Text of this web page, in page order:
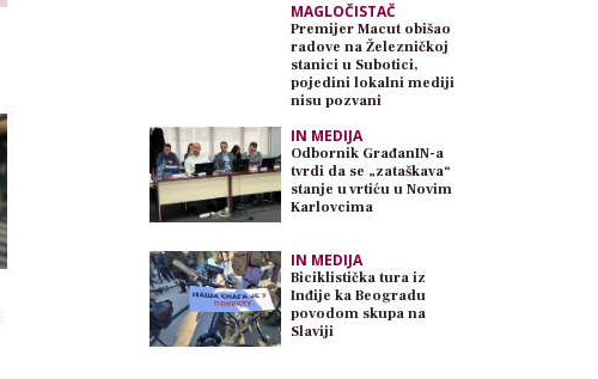
MAGLOČISTAČ
Premijer Macut obišao
radove na Železničkoj
stanici u Subotici,
pojedini lokalni mediji
nisu pozvani
IN MEDIJA
Odbornik GrađanIN-a
tvrdi da se „zataškava“
stanje u vrtiću u Novim
Karlovcima
IN MEDIJA
Biciklistička tura iz
Inđije ka Beogradu
povodom skupa na
Slaviji